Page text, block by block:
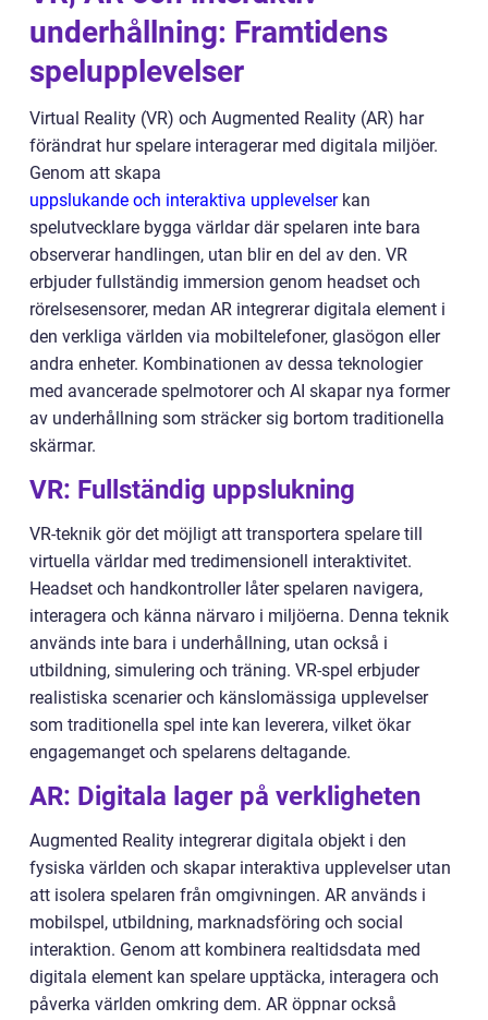
underhållning: Framtidens
spelupplevelser
Virtual Reality (VR) och Augmented Reality (AR) har
förändrat hur spelare interagerar med digitala miljöer.
Genom att skapa
uppslukande och interaktiva upplevelserkan
spelutvecklare bygga världar där spelaren inte bara
observerar handlingen, utan blir en del av den. VR
erbjuder fullständig immersion genom headset och
rörelsesensorer, medan AR integrerar digitala element i
den verkliga världen via mobiltelefoner, glasögon eller
andra enheter. Kombinationen av dessa teknologier
med avancerade spelmotorer och AI skapar nya former
av underhållning som sträcker sig bortom traditionella
skärmar.
VR: Fullständig uppslukning
VR-teknik gör det möjligt att transportera spelare till
virtuella världar med tredimensionell interaktivitet.
Headset och handkontroller låter spelaren navigera,
interagera och känna närvaro i miljöerna. Denna teknik
används inte bara i underhållning, utan också i
utbildning, simulering och träning. VR-spel erbjuder
realistiska scenarier och känslomässiga upplevelser
som traditionella spel inte kan leverera, vilket ökar
engagemanget och spelarens deltagande.
AR: Digitala lager på verkligheten
Augmented Reality integrerar digitala objekt i den
fysiska världen och skapar interaktiva upplevelser utan
att isolera spelaren från omgivningen. AR används i
mobilspel, utbildning, marknadsföring och social
interaktion. Genom att kombinera realtidsdata med
digitala element kan spelare upptäcka, interagera och
påverka världen omkring dem. AR öppnar också